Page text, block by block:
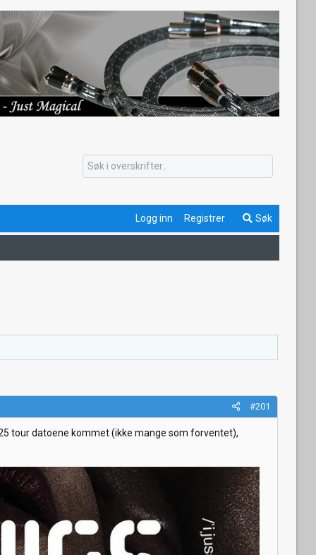
Logg inn Registrer Søk
#201
tour datoene kommet (ikke mange som forventet),